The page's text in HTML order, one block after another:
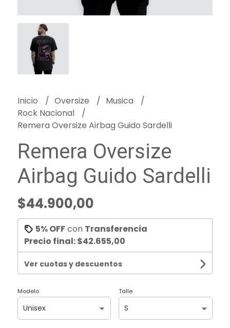
Inicio Oversize
Musica
Rock Nacional
Remera Oversize Airbag Guido Sardelli
Remera Oversize
Airbag Guido Sardelli
$44.900,00
5% OFFcon Transferencia
Precio final:$42.655,00
Ver cuotas y descuentos
Modelo Talle